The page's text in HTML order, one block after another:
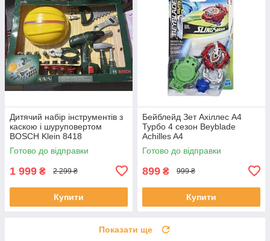
Дитячий набір інструментів з
каскою і шуруповертом
BOSCH Klein 8418
Готово до відправки
1 999 ₴ 2 299 ₴
Купити
Бейблейд Зет Ахіллес А4
Турбо 4 сезон Beyblade
Achilles A4
Готово до відправки
899 ₴ 999 ₴
Купити
Показати ще